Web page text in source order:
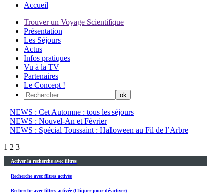
Accueil
Trouver un Voyage Scientifique
Présentation
Les Séjours
Actus
Infos pratiques
Vu à la TV
Partenaires
Le Concept !
NEWS : Cet Automne : tous les séjours
NEWS : Nouvel-An et Février
NEWS : Spécial Toussaint : Halloween au Fil de l’Arbre
1 2 3
Activer la recherche avec filtres
Recherche avec filtres activée
Recherche avec filtres activée (Cliquer pour désactiver)